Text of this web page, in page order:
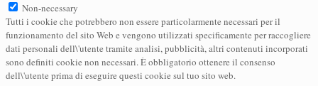
Non-necessary
Tutti i cookie che potrebbero non essere particolarmente necessari per il
funzionamento del sito Web e vengono utilizzati specificamente per raccogliere
dati personali dell\'utente tramite analisi, pubblicità, altri contenuti incorporati
sono definiti cookie non necessari. È obbligatorio ottenere il consenso
dell\'utente prima di eseguire questi cookie sul tuo sito web.